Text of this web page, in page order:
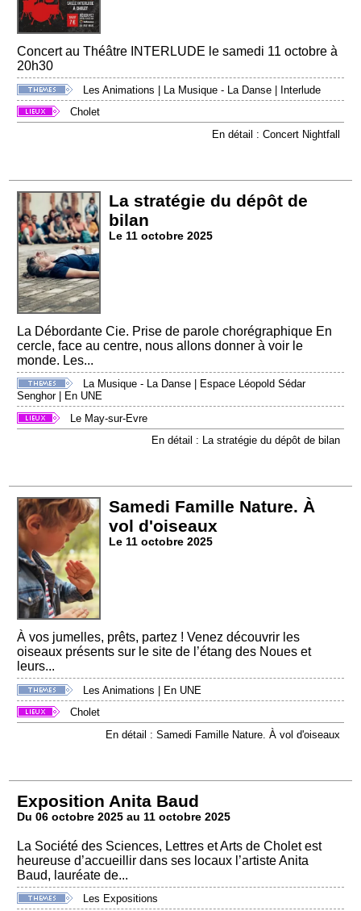
Concert au Théâtre INTERLUDE le samedi 11 octobre à
20h30
Les Animations | La Musique - La Danse | Interlude
Cholet
En détail : Concert Nightfall
La stratégie du dépôt de
bilan
Le 11 octobre 2025
La Débordante Cie. Prise de parole chorégraphique En
cercle, face au centre, nous allons donner à voir le
monde. Les...
La Musique - La Danse
Espace Léopold Sédar
Senghor|
En UNE
Le May-sur-Evre
En détail : La stratégie du dépôt de bilan
Samedi Famille Nature. À
vol d'oiseaux
Le 11 octobre 2025
À vos jumelles, prêts, partez ! Venez découvrir les
oiseaux présents sur le site de l’étang des Noues et
leurs...
Les Animations
En UNE
Cholet
En détail : Samedi Famille Nature. À vol d'oiseaux
Exposition Anita Baud
Du 06 octobre 2025 au 11 octobre 2025
La Société des Sciences, Lettres et Arts de Cholet est
heureuse d’accueillir dans ses locaux l’artiste Anita
Baud, lauréate de...
Les Expositions